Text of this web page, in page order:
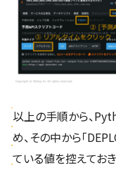
以上の手順から、
め、その中から「
ている値を控えておき